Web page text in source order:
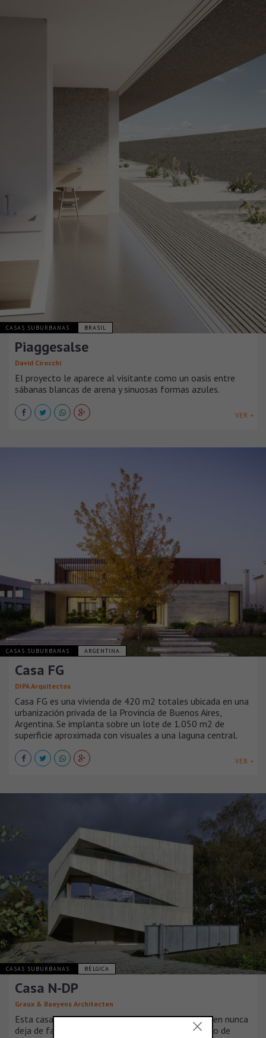
CASAS SUBURBANAS BRASIL
Piaggesalse
David Cirocchi
El proyecto le aparece al visitante como un oasis entre
sábanas blancas de arena y sinuosas formas azules.
VER +
CASAS SUBURBANAS ARGENTINA
Casa FG
DIPA Arquitectos
Casa FG es una vivienda de 420 m2 totales ubicada en una
urbanización privada de la Provincia de Buenos Aires,
Argentina. Se implanta sobre un lote de 1.050 m2 de
superficie aproximada con visuales a una laguna central.
VER +
CASAS SUBURBANAS BÉLGICA
Casa N-DP
Graux & Baeyens Architecten
Esta casa a lo largo de Leuvense Vaart en Mechelen nunca
deja de fascinar. Un juego aparentemente aleatorio de